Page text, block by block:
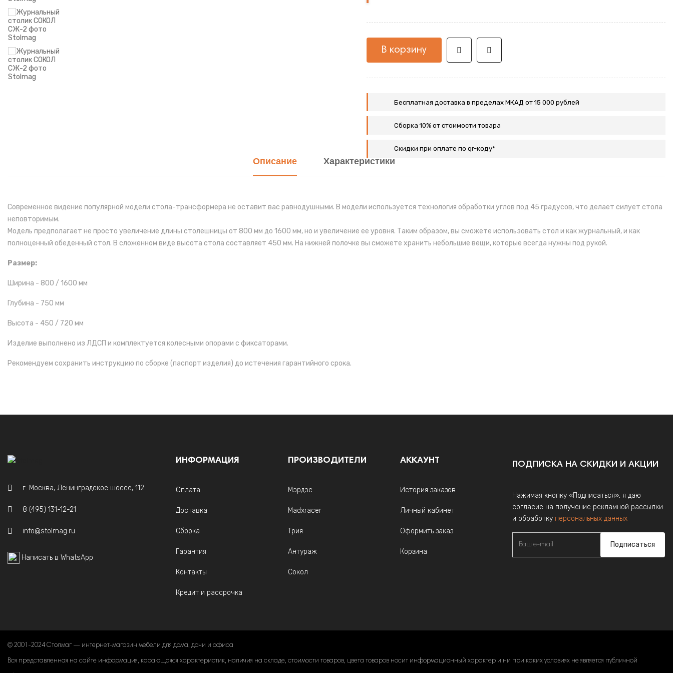
В корзину
Бесплатная доставка в пределах МКАД от 15 000 рублей
Сборка 10% от стоимости товара
Скидки при оплате по qr-коду*
Описание Характеристики
Современное видение популярной модели стола-трансформера не оставит вас равнодушными. В модели используется технология обработки углов под 45 градусов, что делает силует стола
неповторимым.
Модель предполагает не просто увеличение длины столешницы от 800 мм до 1600 мм, но и увеличение ее уровня. Таким образом, вы сможете использовать стол и как журнальный, и как
полноценный обеденный стол. В сложенном виде высота стола составляет 450 мм. На нижней полочке вы сможете хранить небольшие вещи, которые всегда нужны под рукой.
Размер:
Ширина - 800 / 1600 мм
Глубина - 750 мм
Высота - 450 / 720 мм
Изделие выполнено из ЛДСП и комплектуется колесными опорами с фиксаторами.
Рекомендуем сохранить инструкцию по сборке (паспорт изделия) до истечения гарантийного срока.
г. Москва, Ленинградское шоссе, 112
8 (495) 131-12-21
info@stolmag.ru
Написать в WhatsApp
ИНФОРМАЦИЯ
Оплата
Доставка
Сборка
Гарантия
Контакты
Кредит и рассрочка
ПРОИЗВОДИТЕЛИ
Мэрдэс
Madxracer
Трия
Антураж
Сокол
АККАУНТ
История заказов
Личный кабинет
Оформить заказ
Корзина
ПОДПИСКА НА СКИДКИ И АКЦИИ
Нажимая кнопку «Подписаться», я даю
согласие на получение рекламной рассылки
и обработку персональных данных
Подписаться
© 2001-2024 Столмаг — интернет-магазин мебели для дома, дачи и офиса
Вся представленная на сайте информация, касающаяся характеристик, наличия на складе, стоимости товаров, цвета товаров носит информационный характер и ни при каких условиях не является публичной